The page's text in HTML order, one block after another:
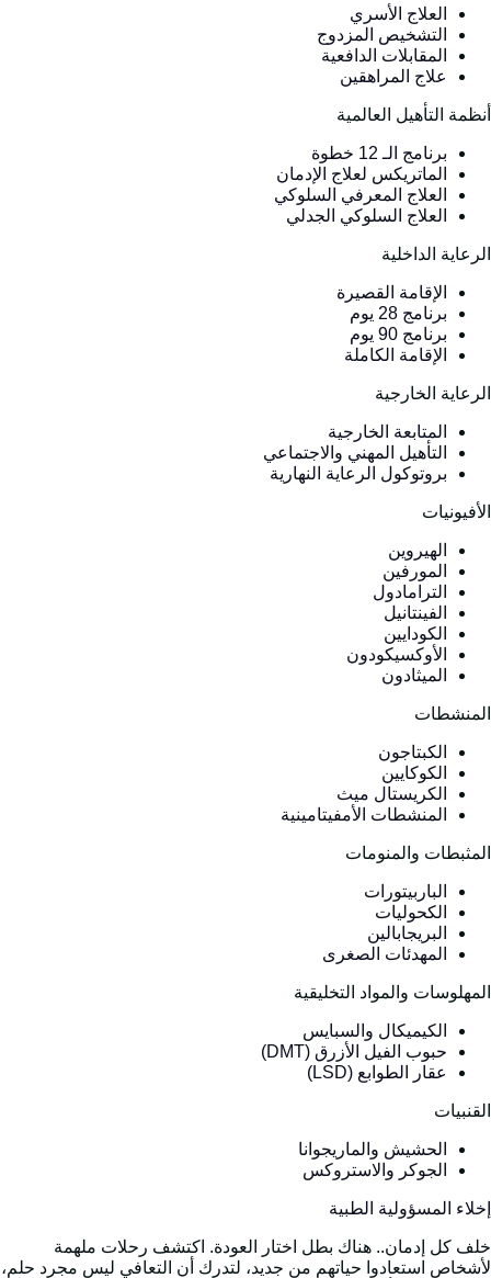
العلاج الأسري
التشخيص المزدوج
المقابلات الدافعية
علاج المراهقين
التأهيل العالمية
برنامج الـ 12 خطوة
الماتريكس لعلاج الإدمان
العلاج المعرفي السلوكي
العلاج السلوكي الجدلي
الداخلية
الإقامة القصيرة
برنامج 28 يوم
برنامج 90 يوم
الإقامة الكاملة
الخارجية
المتابعة الخارجية
التأهيل المهني والاجتماعي
بروتوكول الرعاية النهارية
الهيروين
المورفين
الترامادول
الفينتانيل
الكودايين
الأوكسيكودون
الميثادون
الكبتاجون
الكوكايين
الكريستال ميث
المنشطات الأمفيتامينية
والمنومات
الباربيتورات
الكحوليات
البريجابالين
المهدئات الصغرى
والمواد التخليقية
الكيميكال والسبايس
حبوب الفيل الأزرق (DMT)
عقار الطوابع (LSD)
الحشيش والماريجوانا
الجوكر والاستروكس
المسؤولية الطبية
كل إدمان.. هناك بطل اختار العودة. اكتشف رحلات ملهمة
استعادوا حياتهم من جديد، لتدرك أن التعافي ليس مجرد حلم،